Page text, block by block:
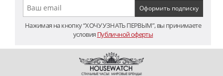
Нажимая на кнопку “ХОЧУ УЗНАТЬ ПЕРВЫМ”, вы принимаете
условия Публичной оферты